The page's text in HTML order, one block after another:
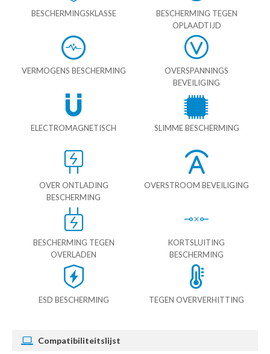
BESCHERMINGSKLASSE
BESCHERMING TEGEN
OPLAADTIJD
VERMOGENS BESCHERMING
OVERSPANNINGS
BEVEILIGING
ELECTROMAGNETISCH SLIMME BESCHERMING
OVER ONTLADING
BESCHERMING
OVERSTROOM BEVEILIGING
BESCHERMING TEGEN
OVERLADEN
KORTSLUITING
BESCHERMING
ESD BESCHERMING TEGEN OVERVERHITTING
Compatibiliteitslijst